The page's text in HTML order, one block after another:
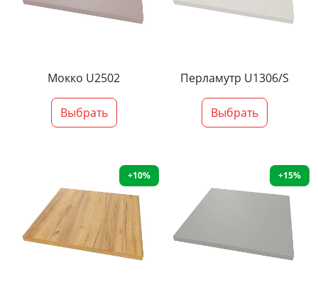
Мокко U2502
Выбрать
Перламутр U1306/S
Выбрать
+10% +15%